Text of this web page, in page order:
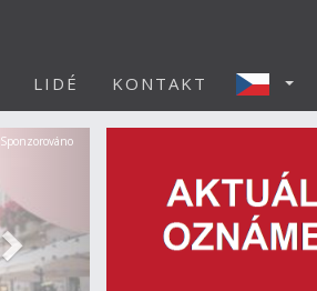
LIDÉ KONTAKT
Další
Sponzorováno